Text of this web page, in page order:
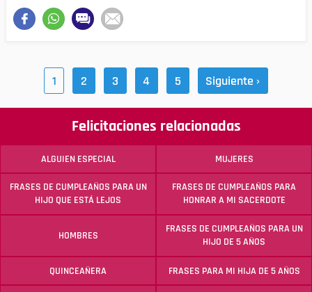
1 2 3 4 5 Siguiente ›
Felicitaciones relacionadas
ALGUIEN ESPECIAL MUJERES
FRASES DE CUMPLEAÑOS PARA UN
HIJO QUE ESTÁ LEJOS
FRASES DE CUMPLEAÑOS PARA
HONRAR A MI SACERDOTE
HOMBRES
FRASES DE CUMPLEAÑOS PARA UN
HIJO DE 5 AÑOS
QUINCEAÑERA FRASES PARA MI HIJA DE 5 AÑOS